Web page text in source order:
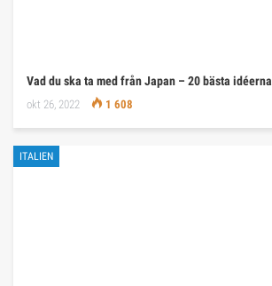
Vad du ska ta med från Japan – 20 bästa idéerna
okt 26, 2022 1 608
ITALIEN